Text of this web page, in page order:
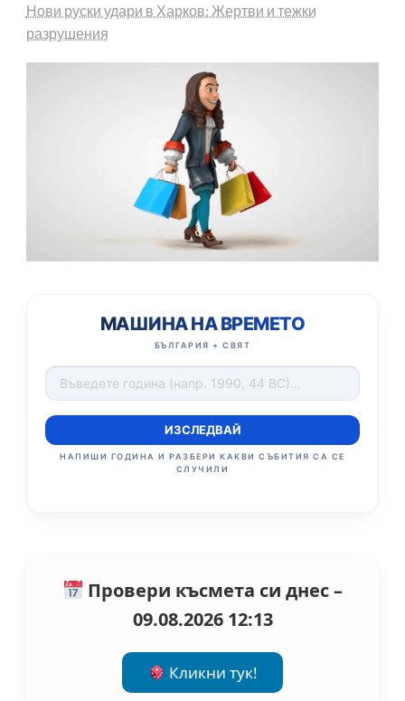
Нови руски удари в Харков: Жертви и тежки
разрушения
МАШИНА НА ВРЕМЕТО
БЪЛГАРИЯ + СВЯТ
ИЗСЛЕДВАЙ
НАПИШИ ГОДИНА И РАЗБЕРИ КАКВИ СЪБИТИЯ СА СЕ
СЛУЧИЛИ
Провери късмета си днес –
09.08.2026 12:13
Кликни тук!